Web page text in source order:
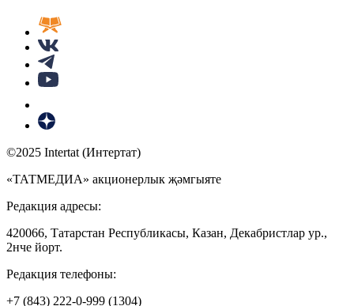
©2025 Intertat (Интертат)
«ТАТМЕДИА» акционерлык җәмгыяте
Редакция адресы:
420066, Татарстан Республикасы, Казан, Декабристлар ур.,
2нче йорт.
Редакция телефоны:
+7 (843) 222-0-999 (1304)